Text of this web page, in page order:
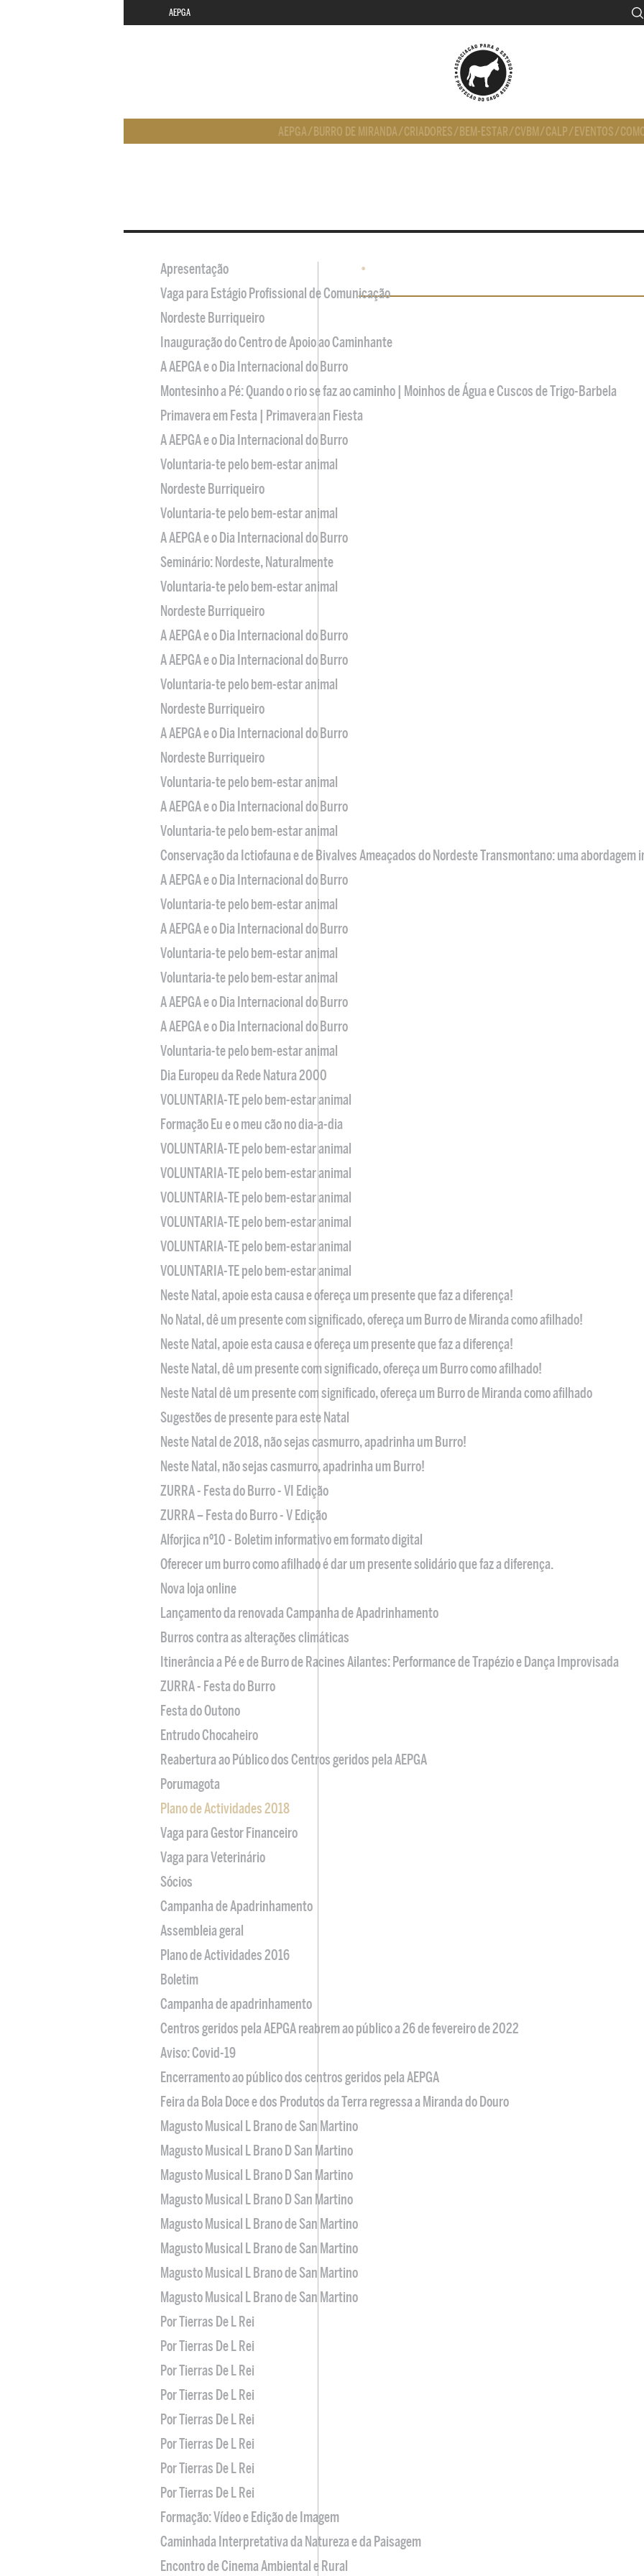
AEPGA
AEPGA/ BURRO DE MIRANDA/CRIADORES/ BEM-ESTAR/CVBM/CALP/ EVENTOS/
•
Apresentação
Vaga para Estágio Profissional de Comunicação
Nordeste Burriqueiro
Inauguração do Centro de Apoio ao Caminhante
A AEPGA e o Dia Internacional do Burro
Montesinho a Pé: Quando o rio se faz ao caminho | Moinhos de Água e Cuscos de Trigo-Barbela
Primavera em Festa | Primavera an Fiesta
A AEPGA e o Dia Internacional do Burro
Voluntaria-te pelo bem-estar animal
Nordeste Burriqueiro
Voluntaria-te pelo bem-estar animal
A AEPGA e o Dia Internacional do Burro
Seminário: Nordeste, Naturalmente
Voluntaria-te pelo bem-estar animal
Nordeste Burriqueiro
A AEPGA e o Dia Internacional do Burro
A AEPGA e o Dia Internacional do Burro
Voluntaria-te pelo bem-estar animal
Nordeste Burriqueiro
A AEPGA e o Dia Internacional do Burro
Nordeste Burriqueiro
Voluntaria-te pelo bem-estar animal
A AEPGA e o Dia Internacional do Burro
Voluntaria-te pelo bem-estar animal
Conservação da Ictiofauna e de Bivalves Ameaçados do Nordeste Transmontano: uma abordagem
A AEPGA e o Dia Internacional do Burro
Voluntaria-te pelo bem-estar animal
A AEPGA e o Dia Internacional do Burro
Voluntaria-te pelo bem-estar animal
Voluntaria-te pelo bem-estar animal
A AEPGA e o Dia Internacional do Burro
A AEPGA e o Dia Internacional do Burro
Voluntaria-te pelo bem-estar animal
Dia Europeu da Rede Natura 2000
VOLUNTARIA-TE pelo bem-estar animal
Formação Eu e o meu cão no dia-a-dia
VOLUNTARIA-TE pelo bem-estar animal
VOLUNTARIA-TE pelo bem-estar animal
VOLUNTARIA-TE pelo bem-estar animal
VOLUNTARIA-TE pelo bem-estar animal
VOLUNTARIA-TE pelo bem-estar animal
VOLUNTARIA-TE pelo bem-estar animal
Neste Natal, apoie esta causa e ofereça um presente que faz a diferença!
No Natal, dê um presente com significado, ofereça um Burro de Miranda como afilhado!
Neste Natal, apoie esta causa e ofereça um presente que faz a diferença!
Neste Natal, dê um presente com significado, ofereça um Burro como afilhado!
Neste Natal dê um presente com significado, ofereça um Burro de Miranda como afilhado
Sugestões de presente para este Natal
Neste Natal de 2018, não sejas casmurro, apadrinha um Burro!
Neste Natal, não sejas casmurro, apadrinha um Burro!
ZURRA - Festa do Burro - VI Edição
ZURRA – Festa do Burro - V Edição
Alforjica nº10 - Boletim informativo em formato digital
Oferecer um burro como afilhado é dar um presente solidário que faz a diferença.
Nova loja online
Lançamento da renovada Campanha de Apadrinhamento
Burros contra as alterações climáticas
Itinerância a Pé e de Burro de Racines Ailantes: Performance de Trapézio e Dança Improvisada
ZURRA - Festa do Burro
Festa do Outono
Entrudo Chocaheiro
Reabertura ao Público dos Centros geridos pela AEPGA
Porumagota
Plano de Actividades 2018
Vaga para Gestor Financeiro
Vaga para Veterinário
Sócios
Campanha de Apadrinhamento
Assembleia geral
Plano de Actividades 2016
Boletim
Campanha de apadrinhamento
Centros geridos pela AEPGA reabrem ao público a 26 de fevereiro de 2022
Aviso: Covid-19
Encerramento ao público dos centros geridos pela AEPGA
Feira da Bola Doce e dos Produtos da Terra regressa a Miranda do Douro
Magusto Musical L Brano de San Martino
Magusto Musical L Brano D San Martino
Magusto Musical L Brano D San Martino
Magusto Musical L Brano D San Martino
Magusto Musical L Brano de San Martino
Magusto Musical L Brano de San Martino
Magusto Musical L Brano de San Martino
Magusto Musical L Brano de San Martino
Por Tierras De L Rei
Por Tierras De L Rei
Por Tierras De L Rei
Por Tierras De L Rei
Por Tierras De L Rei
Por Tierras De L Rei
Por Tierras De L Rei
Por Tierras De L Rei
Formação: Vídeo e Edição de Imagem
Caminhada Interpretativa da Natureza e da Paisagem
Encontro de Cinema Ambiental e Rural